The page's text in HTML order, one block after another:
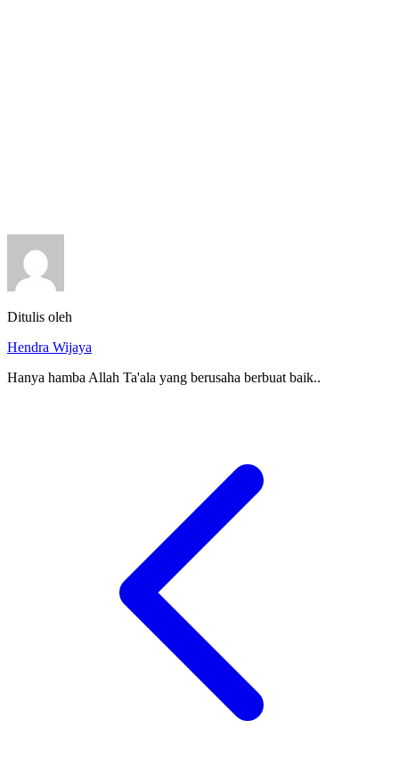
Ditulis oleh
Hendra Wijaya
Hanya hamba Allah Ta'ala yang berusaha berbuat baik..